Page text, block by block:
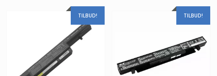
TILBUD! TILBUD!